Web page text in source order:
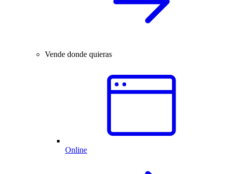
Vende donde quieras
Online